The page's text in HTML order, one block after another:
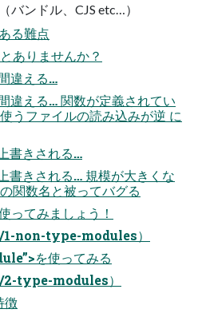
バンドル、CJS etc…）
る難点
ありませんか？
違える…
違える… 関数が定義されてい
うファイルの読み込みが逆 に
書きされる…
書きされる… 規模が大きくな
関数名と被ってバグる
てみましょう！
non-type-modules）
を使ってみる
type-modules）
徴